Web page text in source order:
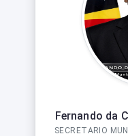
Fernando da
SECRETARIO